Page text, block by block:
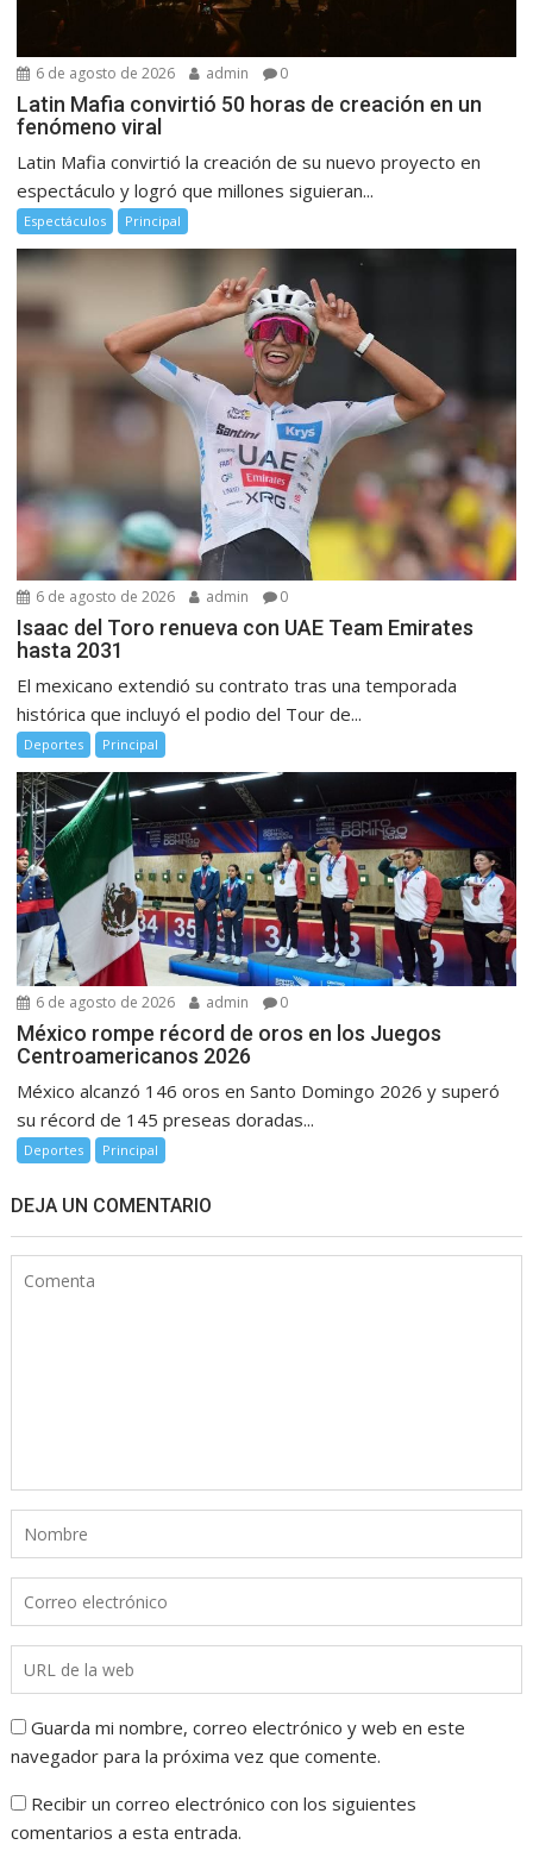
6 de agosto de 2026 admin 0
Latin Mafia convirtió 50 horas de creación en un
fenómeno viral
Latin Mafia convirtió la creación de su nuevo proyecto en
espectáculo y logró que millones siguieran...
Espectáculos Principal
6 de agosto de 2026 admin 0
Isaac del Toro renueva con UAE Team Emirates
hasta 2031
El mexicano extendió su contrato tras una temporada
histórica que incluyó el podio del Tour de...
Deportes Principal
6 de agosto de 2026 admin 0
México rompe récord de oros en los Juegos
Centroamericanos 2026
México alcanzó 146 oros en Santo Domingo 2026 y superó
su récord de 145 preseas doradas...
Deportes Principal
DEJA UN COMENTARIO
Guarda mi nombre, correo electrónico y web en este
navegador para la próxima vez que comente.
Recibir un correo electrónico con los siguientes
comentarios a esta entrada.